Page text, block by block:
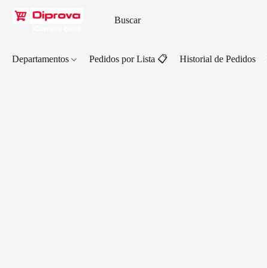
Departamentos Pedidos por Lista 📋 Historial de Pedidos